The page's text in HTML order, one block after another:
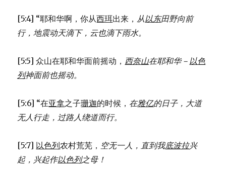
[5:4] “耶和华啊，你从西珥出来， 从以东田野向前
行，地震动天滴下， 云也滴下雨水。
[5:5] 众山在耶和华面前摇动， 西奈山在耶和华－ 以色
列神面前也摇动。
[5:6] “在亚拿之子珊迦的时候， 在雅亿的日子， 大道
无人行走， 过路人绕道而行。
[5:7] 以色列农村荒芜， 空无一人， 直到我底波拉兴
起， 兴起作以色列之母！